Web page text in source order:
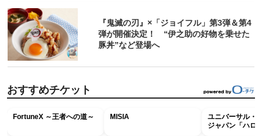
『鬼滅の刃』×「ジョイフル」第3弾＆第4
弾が開催決定！ “伊之助の好物を乗せた
豚丼”など登場へ
おすすめチケット
FortuneX ～王者への道～ MISIA
ユニバーサル・
ジャパン「ハロ